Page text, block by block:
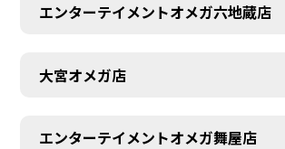
エンターテイメントオメガ六地蔵店
大宮オメガ店
エンターテイメントオメガ舞屋店